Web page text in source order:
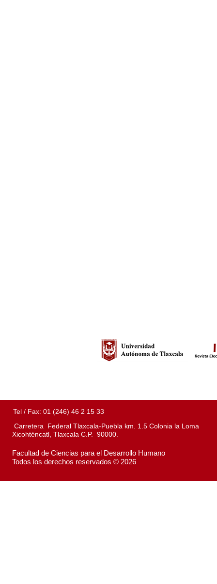
Tel / Fax: 01 (246) 46 2 15 33
Carretera Federal Tlaxcala-Puebla km. 1.5 Colonia la Loma
Xicohténcatl, Tlaxcala C.P. 90000.
Facultad de Ciencias para el Desarrollo Humano
Todos los derechos reservados © 2026